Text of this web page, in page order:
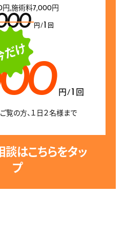
,施術料7,000円
円/ 1 回
円/1 回
覧の方、１日２名様まで
談はこちらをタッ
プ